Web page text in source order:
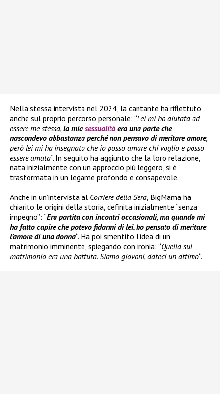
Nella stessa intervista nel 2024, la cantante ha riflettuto
anche sul proprio percorso personale: “Lei mi ha aiutata ad
essere me stessa, la mia sessualità era una parte che
nascondevo abbastanza perché non pensavo di meritare amore,
però lei mi ha insegnato che io posso amare chi voglio e posso
essere amata“. In seguito ha aggiunto che la loro relazione,
nata inizialmente con un approccio più leggero, si è
trasformata in un legame profondo e consapevole.
Anche in un’intervista al Corriere della Sera , BigMama ha
chiarito le origini della storia, definita inizialmente “senza
impegno”: “Era partita con incontri occasionali, ma quando mi
ha fatto capire che potevo fidarmi di lei, ho pensato di meritare
l’amore di una donna“. Ha poi smentito l’idea di un
matrimonio imminente, spiegando con ironia: “Quella sul
matrimonio era una battuta. Siamo giovani, dateci un attimo“.